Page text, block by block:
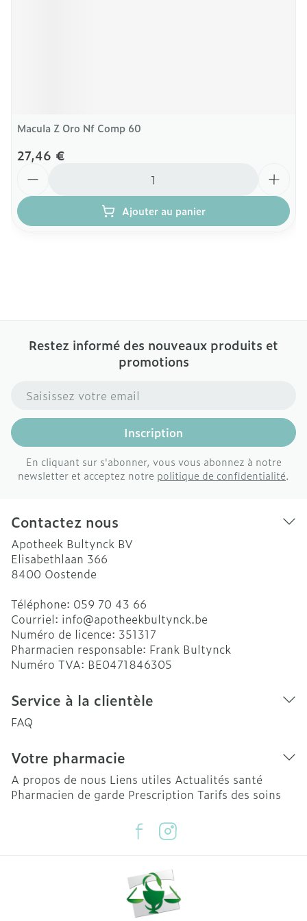
Macula Z Oro Nf Comp 60
27,46 €
Ajouter au panier
Restez informé des nouveaux produits et
promotions
Adresse mail
Inscription
En cliquant sur s'abonner, vous vous abonnez à notre
newsletter et acceptez notre politique de confidentialité.
Contactez nous
Apotheek Bultynck BV
Elisabethlaan 366
8400 Oostende
Téléphone: 059 70 43 66
Courriel: info@apotheekbultynck.be
Numéro de licence: 351317
Pharmacien responsable: Frank Bultynck
Numéro TVA: BE0471846305
Service à la clientèle
FAQ
Votre pharmacie
A propos de nous Liens utiles Actualités santé
Pharmacien de garde Prescription Tarifs des soins